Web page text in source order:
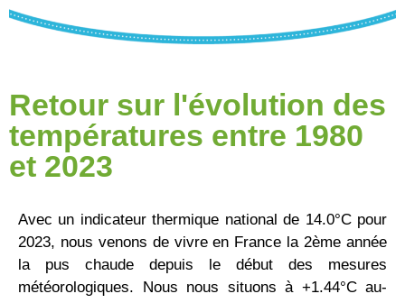
Retour sur l'évolution des
températures entre 1980
et 2023
Avec un indicateur thermique national de 14.0°C pour
2023, nous venons de vivre en France la 2ème année
la pus chaude depuis le début des mesures
météorologiques. Nous nous situons à +1.44°C au-